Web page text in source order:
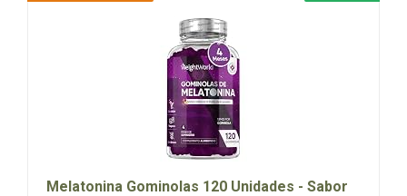
Melatonina Gominolas 120 Unidades - Sabor